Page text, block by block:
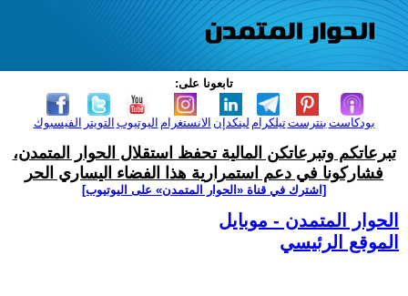
تابعونا على:
الفيسبوك التويتر اليوتيوب الانستغرام لينكدإن تيلكرامبنترست بودكاست
تبرعاتكم وتبرعاتكن المالية تحفظ استقلال الحوار المتمدن،
فشاركونا في دعم استمرارية هذا الفضاء اليساري الحر
[اشترك في قناة ‫«الحوار المتمدن» على اليوتيوب]
الحوار المتمدن - موبايل
الموقع الرئيسي